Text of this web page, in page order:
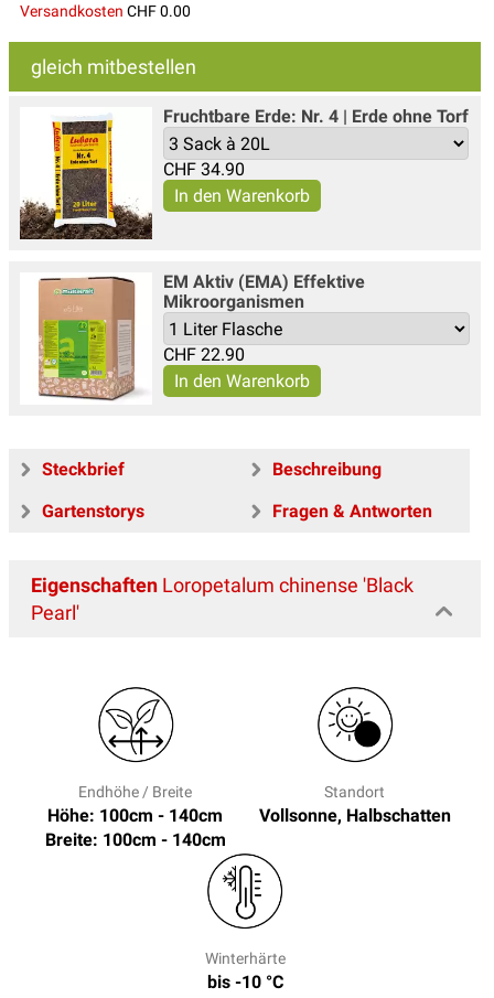
Versandkosten CHF 0.00
gleich mitbestellen
Fruchtbare Erde: Nr. 4 | Erde ohne Torf
CHF 34.90
EM Aktiv (EMA) Effektive
Mikroorganismen
CHF 22.90
Steckbrief
Beschreibung
Gartenstorys
Fragen & Antworten
Eigenschaften Loropetalum chinense 'Black
Pearl'
Endhöhe / Breite
Höhe: 100cm - 140cm
Breite: 100cm - 140cm
Standort
Vollsonne, Halbschatten
Winterhärte
bis -10 °C